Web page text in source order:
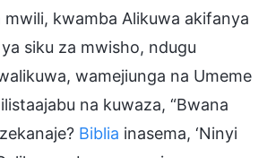
mwili, kwamba Alikuwa akifanya
siku za mwisho, ndugu
wamejiunga na Umeme
na kuwaza, “Bwana
Biblia inasema, ‘Ninyi